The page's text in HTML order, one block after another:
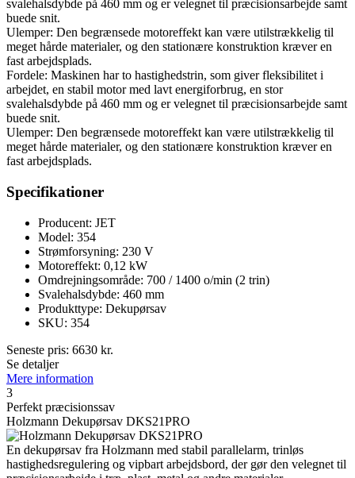
svalehalsdybde på 460 mm og er velegnet til præcisionsarbejde samt
buede snit.
Ulemper: Den begrænsede motoreffekt kan være utilstrækkelig til
meget hårde materialer, og den stationære konstruktion kræver en
fast arbejdsplads.
Fordele: Maskinen har to hastighedstrin, som giver fleksibilitet i
arbejdet, en stabil motor med lavt energiforbrug, en stor
svalehalsdybde på 460 mm og er velegnet til præcisionsarbejde samt
buede snit.
Ulemper: Den begrænsede motoreffekt kan være utilstrækkelig til
meget hårde materialer, og den stationære konstruktion kræver en
fast arbejdsplads.
Specifikationer
Producent: JET
Model: 354
Strømforsyning: 230 V
Motoreffekt: 0,12 kW
Omdrejningsområde: 700 / 1400 o/min (2 trin)
Svalehalsdybde: 460 mm
Produkttype: Dekupørsav
SKU: 354
Seneste pris: 6630 kr.
Se detaljer
Mere information
3
Perfekt præcisionssav
Holzmann Dekupørsav DKS21PRO
En dekupørsav fra Holzmann med stabil parallelarm, trinløs
hastighedsregulering og vipbart arbejdsbord, der gør den velegnet til